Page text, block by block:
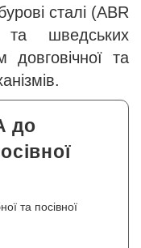
сталі (ABR
шведських
довговічної та
до
та посівної